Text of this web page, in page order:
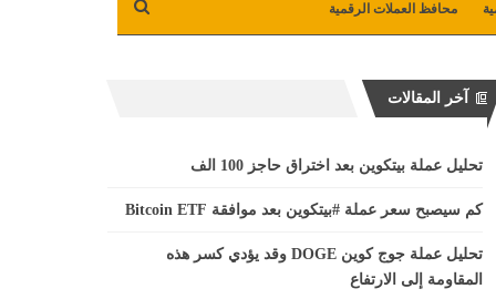
محافظ العملات الرقمية
آخر المقالات
تحليل عملة بيتكوين بعد اختراق حاجز 100 الف
كم سيصبح سعر عملة #بيتكوين بعد موافقة Bitcoin ETF
تحليل عملة جوج كوين DOGE وقد يؤدي كسر هذه
المقاومة إلى الارتفاع